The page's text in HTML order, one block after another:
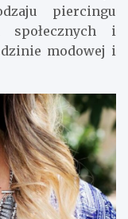
piercingu
i
modowej i